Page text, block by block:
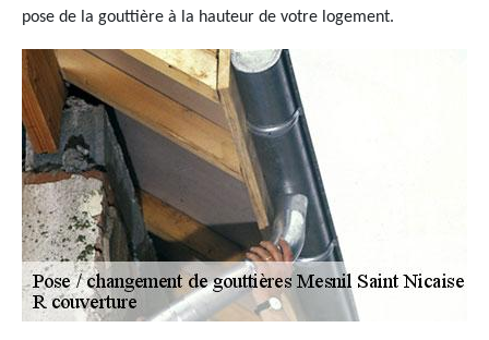
pose de la gouttière à la hauteur de votre logement.